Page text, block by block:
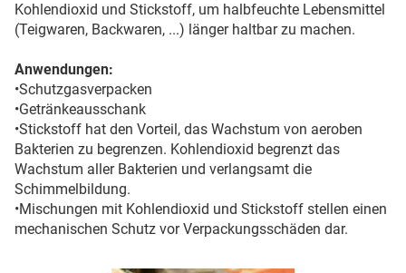
Kohlendioxid und Stickstoff, um halbfeuchte Lebensmittel
(Teigwaren, Backwaren, ...) länger haltbar zu machen.
Anwendungen:
•Schutzgasverpacken
•Getränkeausschank
•Stickstoff hat den Vorteil, das Wachstum von aeroben
Bakterien zu begrenzen. Kohlendioxid begrenzt das
Wachstum aller Bakterien und verlangsamt die
Schimmelbildung.
•Mischungen mit Kohlendioxid und Stickstoff stellen einen
mechanischen Schutz vor Verpackungsschäden dar.